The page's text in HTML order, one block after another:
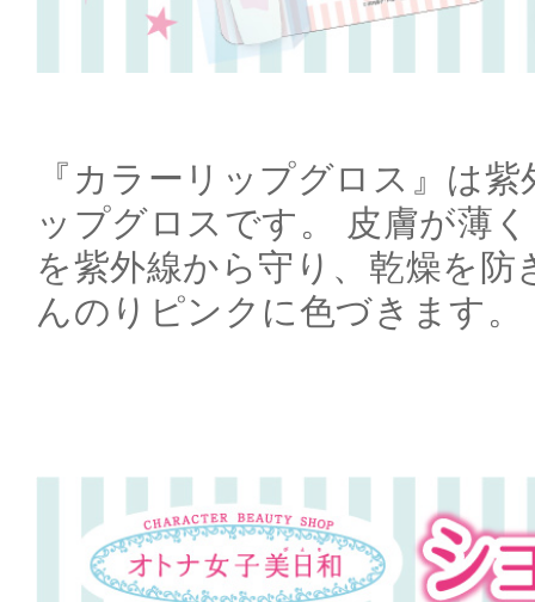
『カラーリップグロス』は
ップグロスです。 皮膚が薄
を紫外線から守り、乾燥を防
んのりピンクに色づきます。